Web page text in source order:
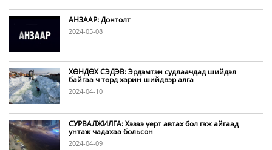
АНЗААР: Донтолт
2024-05-08
ХӨНДӨХ СЭДЭВ: Эрдэмтэн судлаачдад шийдэл
байгаа ч төрд харин шийдвэр алга
2024-04-10
СУРВАЛЖИЛГА: Хэзээ үерт автах бол гэж айгаад
унтаж чадахаа больсон
2024-04-09